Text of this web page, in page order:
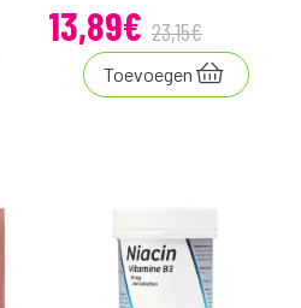
13,89€ 23,15€
Toevoegen